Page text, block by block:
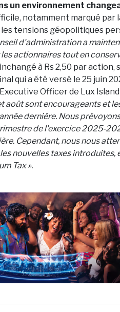
un environnement
notamment marqué par
tensions géopolitiques
d'administration a
actionnaires tout en
à Rs 2,50 par
qui a été versé le 25 juin
Officer de Lux
août sont encourageants et
dernière. Nous
de l'exercice 2025-
Cependant, nous nous
nouvelles taxes introduites,
Tax ».